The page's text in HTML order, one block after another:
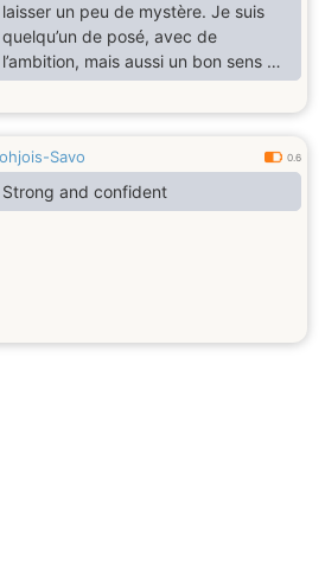
laisser un peu de mystère. Je suis
quelqu’un de posé, avec de
l’ambition, mais aussi un bon sens de
l’humour. J’aime les conversations
vraies, les moments simples, et les
mêmes. Si tu es naturelle, sincère, et
que tu aimes discuter sans
pression… on pourrait bien
Savo 0.6
Strong and confident